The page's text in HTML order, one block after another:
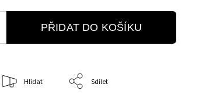
PŘIDAT DO KOŠÍKU
Hlídat Sdílet